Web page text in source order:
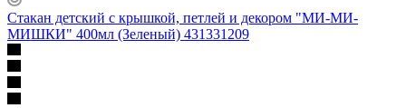
Стакан детский с крышкой, петлей и декором "МИ-МИ-
МИШКИ" 400мл (Зеленый) 431331209